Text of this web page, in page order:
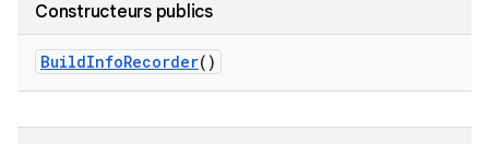
Constructeurs publics
BuildInfoRecorder()